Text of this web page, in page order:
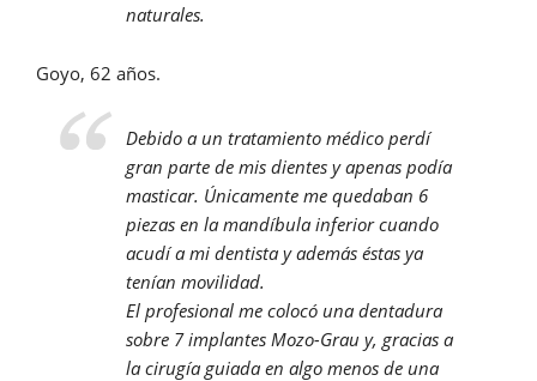
naturales.
Goyo, 62 años.
Debido a un tratamiento médico perdí
gran parte de mis dientes y apenas podía
masticar. Únicamente me quedaban 6
piezas en la mandíbula inferior cuando
acudí a mi dentista y además éstas ya
tenían movilidad.
El profesional me colocó una dentadura
sobre 7 implantes Mozo-Grau y, gracias a
la cirugía guiada en algo menos de una